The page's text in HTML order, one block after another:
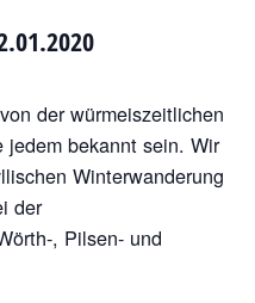
der würmeiszeitlichen
jedem bekannt sein. Wir
Winterwanderung
der
, Pilsen- und